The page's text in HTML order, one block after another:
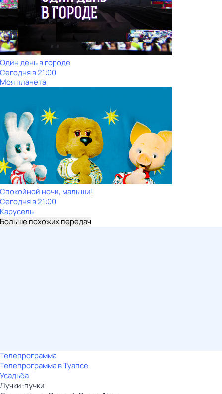
Один день в городе
Сегодня в 21:00
Моя планета
Спокойной ночи, малыши!
Сегодня в 21:00
Карусель
Больше похожих передач
Телепрограмма
Телепрограмма в Туапсе
Усадьба
Лучки-пучки